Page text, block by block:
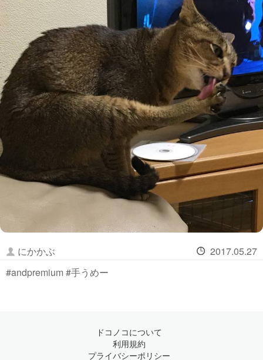
にかかぶ
2017.05.27
#andpremium #手うめー
ドコノコについて
利用規約
プライバシーポリシー